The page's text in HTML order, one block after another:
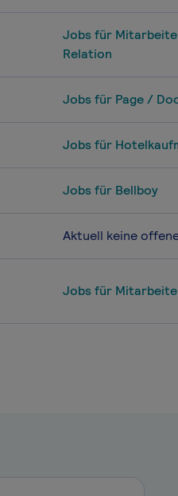
Jobs für
Relation
Jobs für Page /
Jobs für
Jobs für Bellboy
Aktuell keine
Jobs für